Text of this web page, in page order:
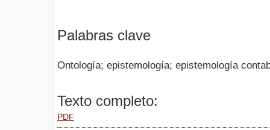
Palabras clave
Ontología; epistemología; epistemología
Texto completo:
PDF